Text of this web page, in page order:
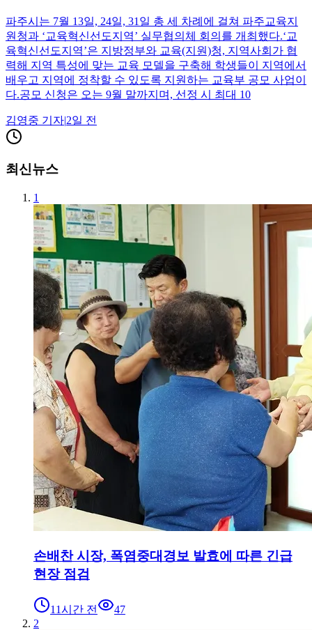
파주시는 7월 13일, 24일, 31일 총 세 차례에 걸쳐 파주교육지
원청과 ‘교육혁신선도지역’ 실무협의체 회의를 개최했다.‘교
육혁신선도지역’은 지방정부와 교육(지원)청, 지역사회가 협
력해 지역 특성에 맞는 교육 모델을 구축해 학생들이 지역에서
배우고 지역에 정착할 수 있도록 지원하는 교육부 공모 사업이
다.공모 신청은 오는 9월 말까지며, 선정 시 최대 10
김영중 기자|2일 전
최신뉴스
1
손배찬 시장, 폭염중대경보 발효에 따른 긴급
현장 점검
11시간 전
47
2